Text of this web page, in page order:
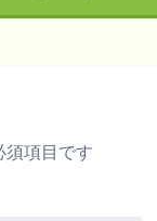
須項目です